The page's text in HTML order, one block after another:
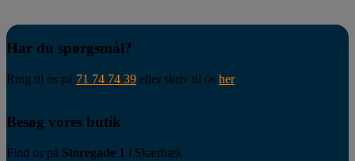
Har du spørgsmål?
Ring til os på 71 74 74 39 eller skriv til os her
Besøg vores butik
Find os på Storegade 1 i Skærbæk